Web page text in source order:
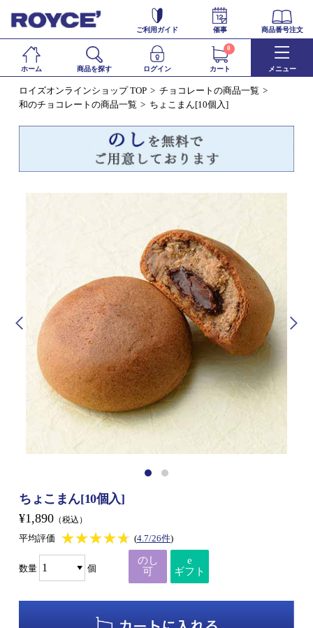
ご利用ガイド 催事 商品番号注文
ホーム 商品を探す ログイン カート
0
メニュー
ロイズオンラインショップ TOP
チョコレートの商品一覧
和のチョコレートの商品一覧
ちょこまん[10個入]
ちょこまん[10個入]
¥1,890 （税込）
平均評価 ★★★★★
★★★★★ (4.7/26件)
数量 個
のし
可
e
ギフト